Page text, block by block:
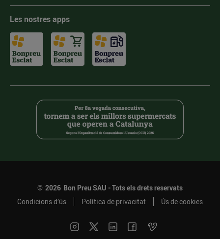
Les nostres apps
© 2026 Bon Preu SAU - Tots els drets reservats
Condicions d’ús
Política de privacitat Ús de cookies